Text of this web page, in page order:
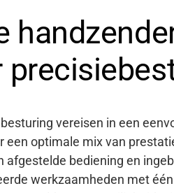
vereisen in een
een optimale mix van
afgestelde bediening en
werkzaamheden met